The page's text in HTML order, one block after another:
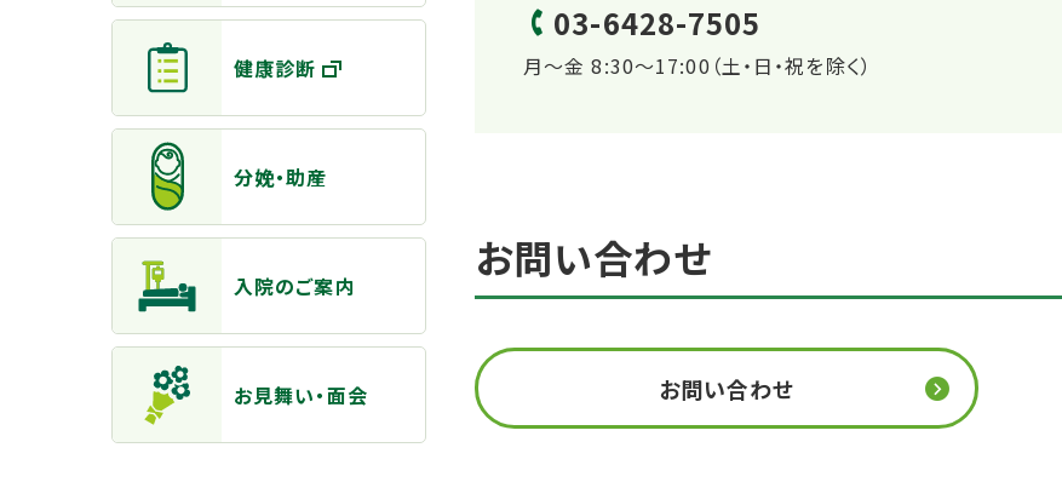
03-6428-7505
月～金 8:30～17:00（土・日・祝を除く）
お問い合わせ
お問い合わせ
健康診断
分娩・助産
入院のご案内
お見舞い・面会